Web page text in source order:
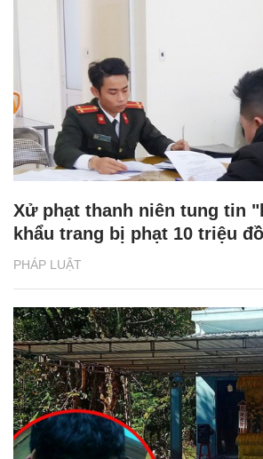
PHÁP LUẬT
Xử phạt thanh niên tung tin
khẩu trang bị phạt 10 triệu